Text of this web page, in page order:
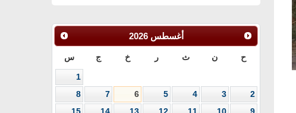
أغسطس 2026
ح ن ث ر خ ج س
1
2
3
4
5
6
7
8